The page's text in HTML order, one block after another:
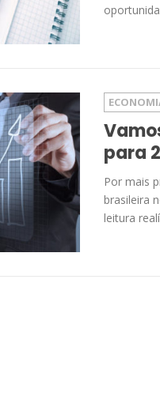
para
Por mais
brasileira
leitura